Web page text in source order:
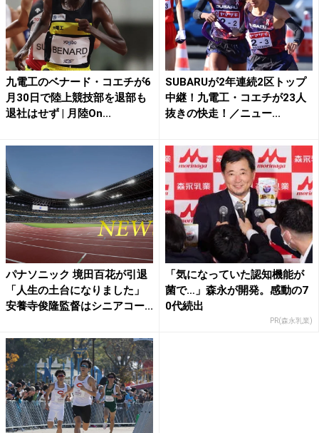
九電工のベナード・コエチが6
月30日で陸上競技部を退部も
退社はせず | 月陸On...
SUBARUが2年連続2区トップ
中継！九電工・コエチが23人
抜きの快走！／ニュー...
パナソニック 境田百花が引退
「人生の土台になりました」
安養寺俊隆監督はシニアコー...
「気になっていた認知機能が
菌で…」森永が開発。感動の7
0代続出
PR(森永乳業)